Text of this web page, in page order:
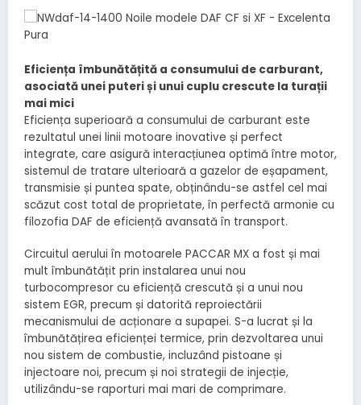
Eficiența îmbunătățită a consumului de carburant,
asociată unei puteri și unui cuplu crescute la turații
mai mici
Eficiența superioară a consumului de carburant este
rezultatul unei linii motoare inovative și perfect
integrate, care asigură interacțiunea optimă între motor,
sistemul de tratare ulterioară a gazelor de eșapament,
transmisie și puntea spate, obținându-se astfel cel mai
scăzut cost total de proprietate, în perfectă armonie cu
filozofia DAF de eficiență avansată în transport.
Circuitul aerului în motoarele PACCAR MX a fost și mai
mult îmbunătățit prin instalarea unui nou
turbocompresor cu eficiență crescută și a unui nou
sistem EGR, precum și datorită reproiectării
mecanismului de acționare a supapei. S-a lucrat și la
îmbunătățirea eficienței termice, prin dezvoltarea unui
nou sistem de combustie, incluzând pistoane și
injectoare noi, precum și noi strategii de injecție,
utilizându-se raporturi mai mari de comprimare.